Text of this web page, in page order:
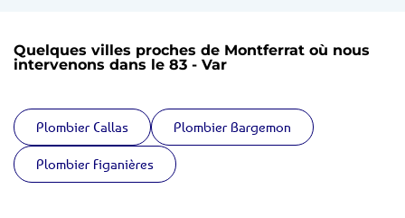
Quelques villes proches de Montferrat où nous
intervenons dans le 83 - Var
Plombier Callas Plombier Bargemon
Plombier Figanières